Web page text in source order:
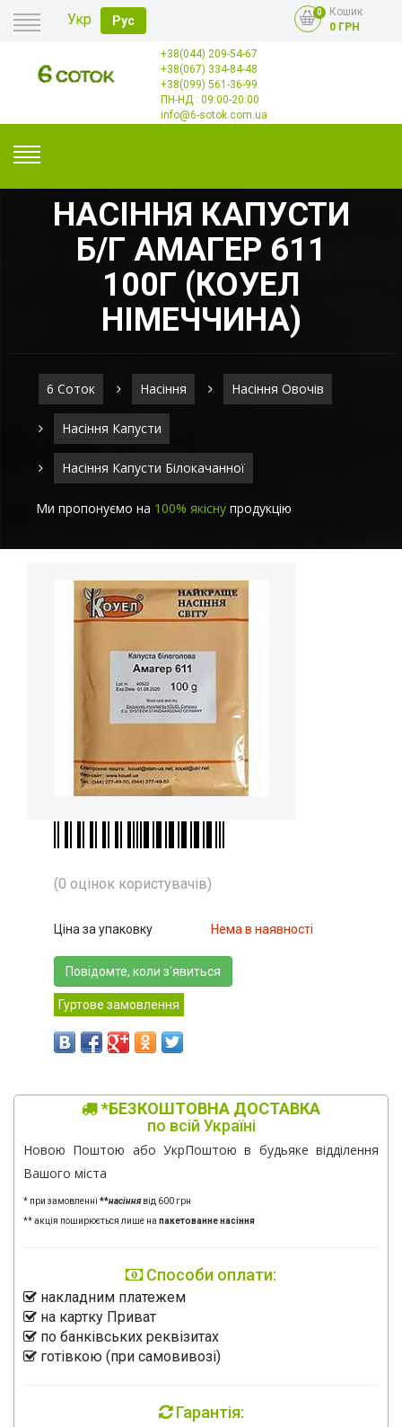
Укр Рус
0
Кошик
0 ГРН
Головна
Оплата
Доставка
+38(044) 209-54-67
+38(067) 334-84-48
+38(099) 561-36-99
ПН-НД : 09:00-20:00
info@6-sotok.com.ua
НАСІННЯ КАПУСТИ
Б/Г АМАГЕР 611
100Г (КОУЕЛ
НІМЕЧЧИНА)
6 Соток Насіння Насіння Овочів
Насіння Капусти
Насіння Капусти Білокачанної
Ми пропонуємо на 100% якісну продукцію
(0 оцінок користувачів)
Ціна за упаковку Нема в наявності
Повідомте, коли з'явиться
Гуртове замовлення
*БЕЗКОШТОВНА ДОСТАВКА
по всій Україні
Новою Поштою або УкрПоштою в будьяке відділення
Вашого міста
* при замовленні **насіннявід 600 грн
** акція поширюється лише на пакетованне насіння
Способи оплати:
накладним платежем
на картку Приват
по банківських реквізитах
готівкою (при самовивозі)
Гарантія: